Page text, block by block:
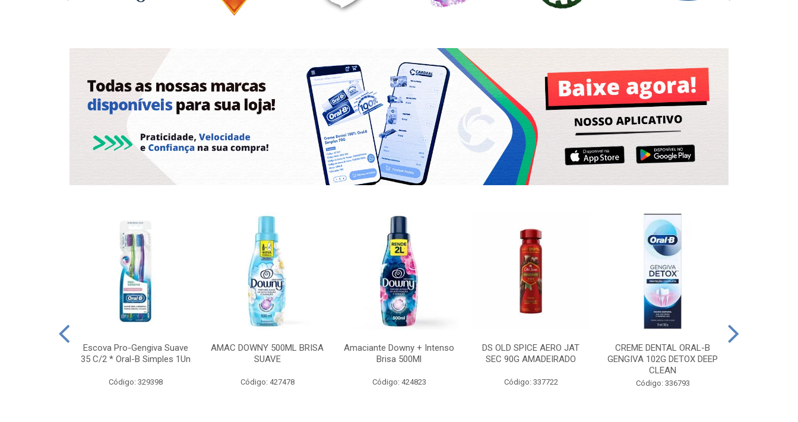
Escova Pro-Gengiva Suave
35 C/2 * Oral-B Simples 1Un
Código: 329398
AMAC DOWNY 500ML BRISA
SUAVE
Código: 427478
Amaciante Downy + Intenso
Brisa 500Ml
Código: 424823
DS OLD SPICE AERO JAT
SEC 90G AMADEIRADO
Código: 337722
CREME DENTAL ORAL-B
GENGIVA 102G DETOX DEEP
CLEAN
Código: 336793